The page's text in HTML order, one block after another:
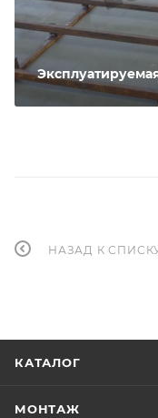
НАЗАД К
КАТАЛОГ
МОНТАЖ